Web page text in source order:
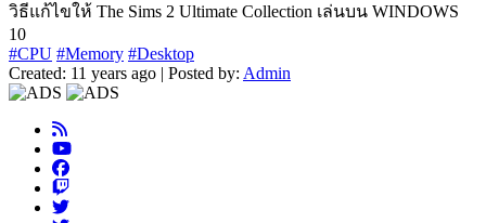
วิธีแก้ไขให้ The Sims 2 Ultimate Collection เล่นบน WINDOWS
10
#CPU #Memory #Desktop
Created: 11 years ago | Posted by: Admin